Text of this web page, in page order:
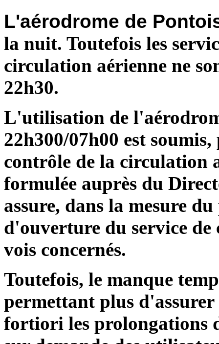
L'aérodrome de
la nuit. Toutefois les
circulation aérienne ne
22h30.
L'utilisation de
22h300/07h00 est
contrôle de la circulation
formulée auprès du
assure, dans la mesure
d'ouverture du service
vois concernés.
Toutefois, le manque
permettant plus
fortiori les prolongations